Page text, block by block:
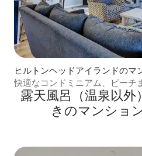
ヒルトンヘッドアイランドのマ
ート
快適なコンドミニアム、ビーチ
露天風呂（温泉以
きのマンショ